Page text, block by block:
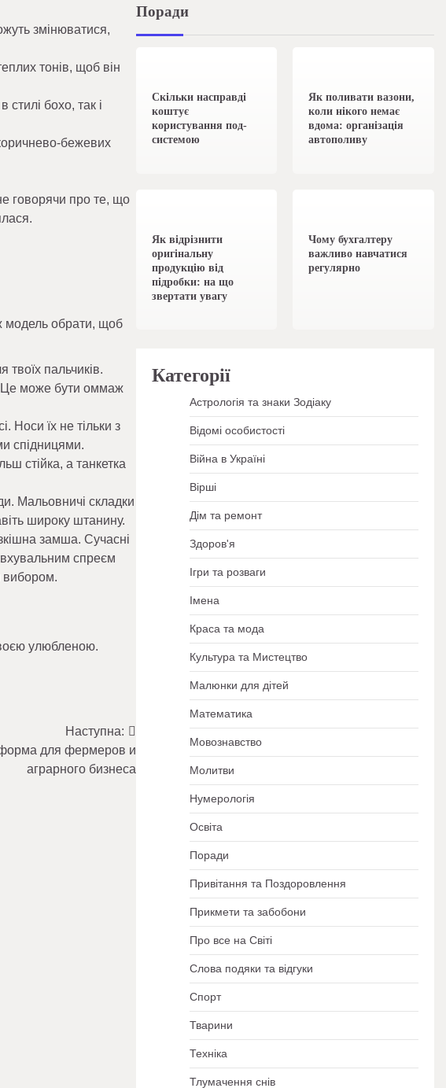
змінюватися,
тонів, щоб він
бохо, так і
бежевих
говорячи про те, що
модель обрати, щоб
пальчиків.
Це може бути оммаж
Носи їх не тільки з
спідницями.
стійка, а танкетка
Мальовничі складки
широку штанину.
замша. Сучасні
спреєм
вибором.
улюбленою.
Наступна:
для фермеров и
аграрного бизнеса
Поради
Скільки насправді
коштує
користування под-
системою
Як поливати вазони,
коли нікого немає
вдома: організація
автополиву
Як відрізнити
оригінальну
продукцію від
підробки: на що
звертати увагу
Чому бухгалтеру
важливо навчатися
регулярно
Категорії
Астрологія та знаки Зодіаку
Відомі особистості
Війна в Україні
Вірші
Дім та ремонт
Здоров'я
Ігри та розваги
Імена
Краса та мода
Культура та Мистецтво
Малюнки для дітей
Математика
Мовознавство
Молитви
Нумерологія
Освіта
Поради
Привітання та Поздоровлення
Прикмети та забобони
Про все на Світі
Слова подяки та відгуки
Спорт
Тварини
Техніка
Тлумачення снів